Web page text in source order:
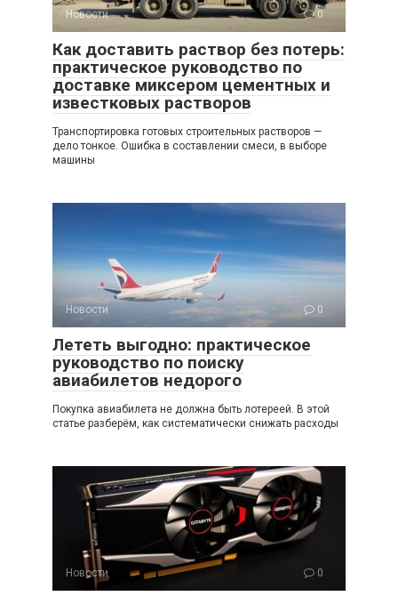
Новости 0
Как доставить раствор без потерь:
практическое руководство по
доставке миксером цементных и
известковых растворов
Транспортировка готовых строительных растворов —
дело тонкое. Ошибка в составлении смеси, в выборе
машины
Новости 0
Лететь выгодно: практическое
руководство по поиску
авиабилетов недорого
Покупка авиабилета не должна быть лотереей. В этой
статье разберём, как систематически снижать расходы
Новости 0